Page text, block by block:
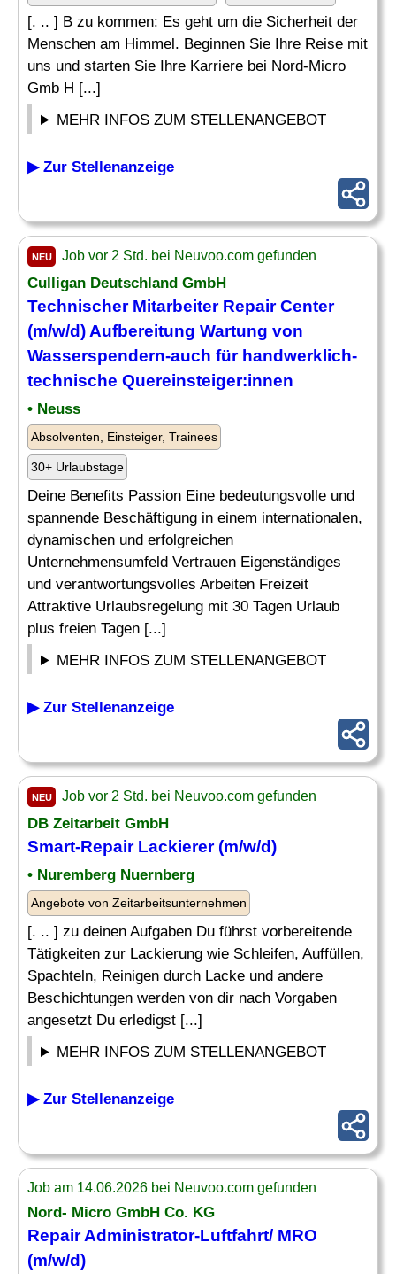
[. .. ] B zu kommen: Es geht um die Sicherheit der
Menschen am Himmel. Beginnen Sie Ihre Reise mit
uns und starten Sie Ihre Karriere bei Nord-Micro
Gmb H [...]
MEHR INFOS ZUM STELLENANGEBOT
▶ Zur Stellenanzeige
NEU Job vor 2 Std. bei Neuvoo.com gefunden
Culligan Deutschland GmbH
Technischer Mitarbeiter RepairCenter
(m/w/d) Aufbereitung Wartung von
Wasserspendern-auch für handwerklich-
technische Quereinsteiger:innen
• Neuss
Absolventen, Einsteiger, Trainees
30+ Urlaubstage
Deine Benefits Passion Eine bedeutungsvolle und
spannende Beschäftigung in einem internationalen,
dynamischen und erfolgreichen
Unternehmensumfeld Vertrauen Eigenständiges
und verantwortungsvolles Arbeiten Freizeit
Attraktive Urlaubsregelung mit 30 Tagen Urlaub
plus freien Tagen [...]
MEHR INFOS ZUM STELLENANGEBOT
▶ Zur Stellenanzeige
NEU Job vor 2 Std. bei Neuvoo.com gefunden
DB Zeitarbeit GmbH
Smart-RepairLackierer (m/w/d)
• Nuremberg Nuernberg
Angebote von Zeitarbeitsunternehmen
[. .. ] zu deinen Aufgaben Du führst vorbereitende
Tätigkeiten zur Lackierung wie Schleifen, Auffüllen,
Spachteln, Reinigen durch Lacke und andere
Beschichtungen werden von dir nach Vorgaben
angesetzt Du erledigst [...]
MEHR INFOS ZUM STELLENANGEBOT
▶ Zur Stellenanzeige
Job am 14.06.2026 bei Neuvoo.com gefunden
Nord- Micro GmbH Co. KG
RepairAdministrator-Luftfahrt/ MRO
(m/w/d)